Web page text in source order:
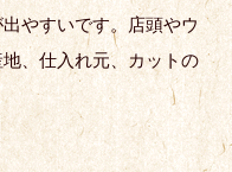
やすいです。店頭やウ
、仕入れ元、カットの